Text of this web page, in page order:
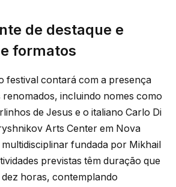
de destaque e
formatos
festival contará com a presença
incluindo nomes como
de Jesus e o italiano Carlo Di
Arts Center em Nova
fundada por Mikhail
previstas têm duração que
horas, contemplando